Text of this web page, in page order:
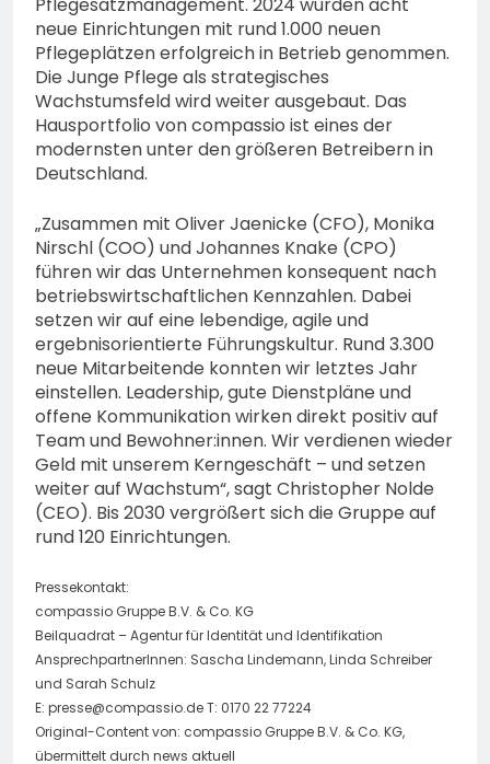
Pflegesatzmanagement. 2024 wurden acht
neue Einrichtungen mit rund 1.000 neuen
Pflegeplätzen erfolgreich in Betrieb genommen.
Die Junge Pflege als strategisches
Wachstumsfeld wird weiter ausgebaut. Das
Hausportfolio von compassio ist eines der
modernsten unter den größeren Betreibern in
Deutschland.
„Zusammen mit Oliver Jaenicke (CFO), Monika
Nirschl (COO) und Johannes Knake (CPO)
führen wir das Unternehmen konsequent nach
betriebswirtschaftlichen Kennzahlen. Dabei
setzen wir auf eine lebendige, agile und
ergebnisorientierte Führungskultur. Rund 3.300
neue Mitarbeitende konnten wir letztes Jahr
einstellen. Leadership, gute Dienstpläne und
offene Kommunikation wirken direkt positiv auf
Team und Bewohner:innen. Wir verdienen wieder
Geld mit unserem Kerngeschäft – und setzen
weiter auf Wachstum“, sagt Christopher Nolde
(CEO). Bis 2030 vergrößert sich die Gruppe auf
rund 120 Einrichtungen.
Pressekontakt:
compassio Gruppe B.V. & Co. KG
Beilquadrat – Agentur für Identität und Identifikation
AnsprechpartnerInnen: Sascha Lindemann, Linda Schreiber
und Sarah Schulz
E: presse@compassio.deT: 0170 22 77224
Original-Content von: compassio Gruppe B.V. & Co. KG,
übermittelt durch news aktuell